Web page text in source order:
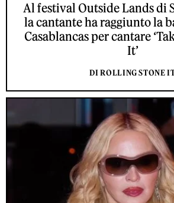
Al festival Outside Lands di
la cantante ha raggiunto la
Casablancas per cantare
It’
DI ROLLING STONE